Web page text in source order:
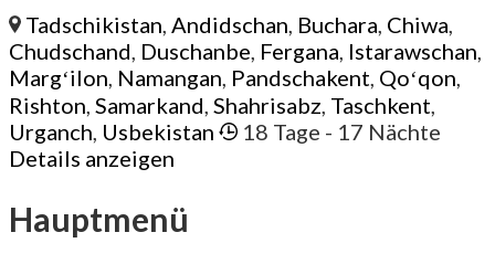
Tadschikistan,Andidschan, Buchara, Chiwa,
Chudschand, Duschanbe, Fergana, Istarawschan,
Margʻilon, Namangan, Pandschakent, Qoʻqon,
Rishton, Samarkand, Shahrisabz, Taschkent,
Urganch, Usbekistan 18 Tage - 17 Nächte
Details anzeigen
Hauptmenü